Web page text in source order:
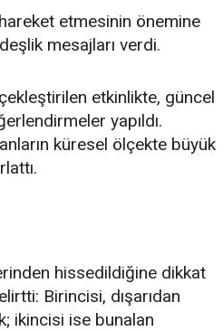
etmesinin önemine
mesajları verdi.
etkinlikte, güncel
yapıldı.
küresel ölçekte büyük
hissedildiğine dikkat
Birincisi, dışarıdan
ikincisi ise bunalan